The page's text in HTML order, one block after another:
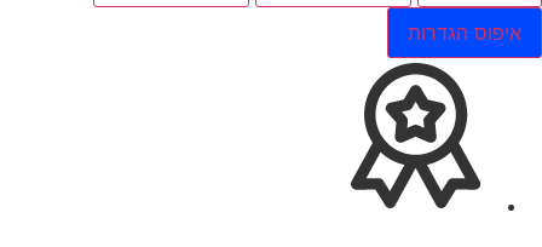
איפוס הגדרות